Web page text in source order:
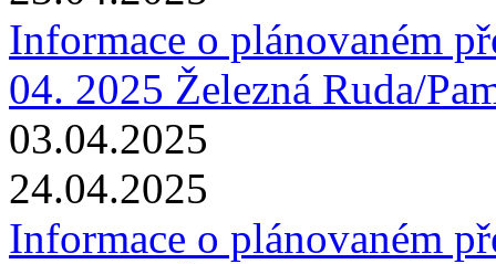
Informace o plánovaném
04. 2025 Železná Ruda/
03.04.2025
24.04.2025
Informace o plánovaném